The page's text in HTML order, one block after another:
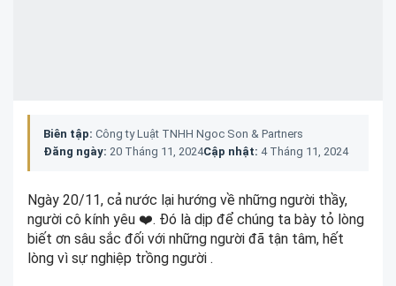
Biên tập: Công ty Luật TNHH Ngoc Son & Partners
Đăng ngày: 20 Tháng 11, 2024Cập nhật: 4 Tháng 11, 2024
Ngày 20/11, cả nước lại hướng về những người thầy,
người cô kính yêu ❤️. Đó là dịp để chúng ta bày tỏ lòng
biết ơn sâu sắc đối với những người đã tận tâm, hết
lòng vì sự nghiệp trồng người .